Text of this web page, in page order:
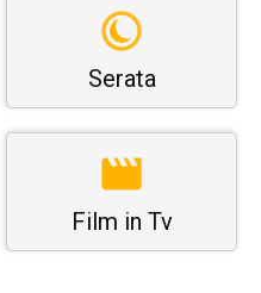
Serata
Film in Tv